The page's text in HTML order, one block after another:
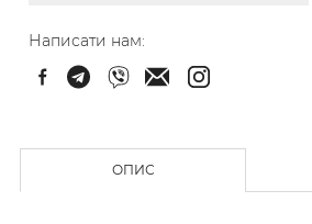
Написати нам:
ОПИС